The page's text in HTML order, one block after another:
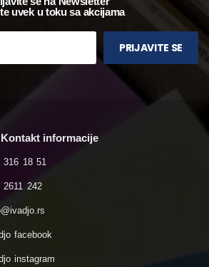
uvek u toku sa akcijama
PRIJAVITE SE
Kontakt informacije
316 18 51
2611 242
facebook
instagram